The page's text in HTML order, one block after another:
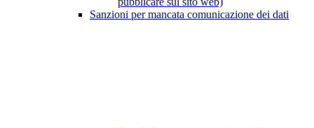
Sanzioni per mancata comunicazione dei dati